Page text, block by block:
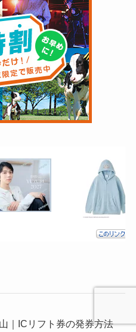
｜ICリフト券の発券方法